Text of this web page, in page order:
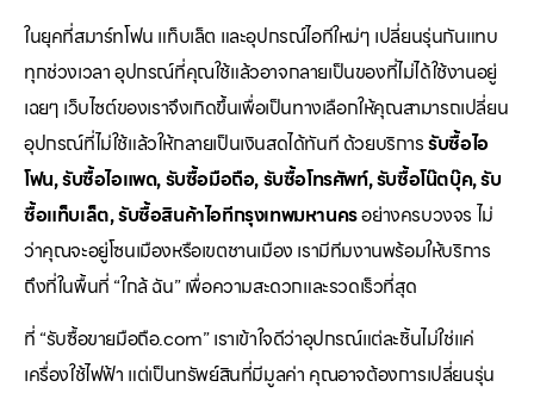
ในยุคที่สมาร์ทโฟน แท็บเล็ต และอุปกรณ์ไอทีใหม่ๆ เปลี่ยนรุ่นกันแทบ
ทุกช่วงเวลา อุปกรณ์ที่คุณใช้แล้วอาจกลายเป็นของที่ไม่ได้ใช้งานอยู่
เฉยๆ เว็บไซต์ของเราจึงเกิดขึ้นเพื่อเป็นทางเลือกให้คุณสามารถเปลี่ยน
อุปกรณ์ที่ไม่ใช้แล้วให้กลายเป็นเงินสดได้ทันที ด้วยบริการรับซื้อไอ
โฟน, รับซื้อไอแพด, รับซื้อมือถือ, รับซื้อโทรศัพท์, รับซื้อโน๊ตบุ๊ค, รับ
ซื้อแท็บเล็ต, รับซื้อสินค้าไอทีกรุงเทพมหานครอย่างครบวงจร ไม่
ว่าคุณจะอยู่โซนเมืองหรือเขตชานเมือง เรามีทีมงานพร้อมให้บริการ
ถึงที่ในพื้นที่ “ใกล้ ฉัน” เพื่อความสะดวกและรวดเร็วที่สุด
ที่ “รับซื้อขายมือถือ.com” เราเข้าใจดีว่าอุปกรณ์แต่ละชิ้นไม่ใช่แค่
เครื่องใช้ไฟฟ้า แต่เป็นทรัพย์สินที่มีมูลค่า คุณอาจต้องการเปลี่ยนรุ่น